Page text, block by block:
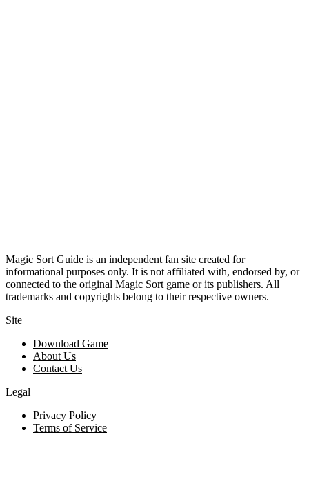
Magic Sort Guide is an independent fan site created for
informational purposes only. It is not affiliated with, endorsed by, or
connected to the original Magic Sort game or its publishers. All
trademarks and copyrights belong to their respective owners.
Site
Download Game
About Us
Contact Us
Legal
Privacy Policy
Terms of Service